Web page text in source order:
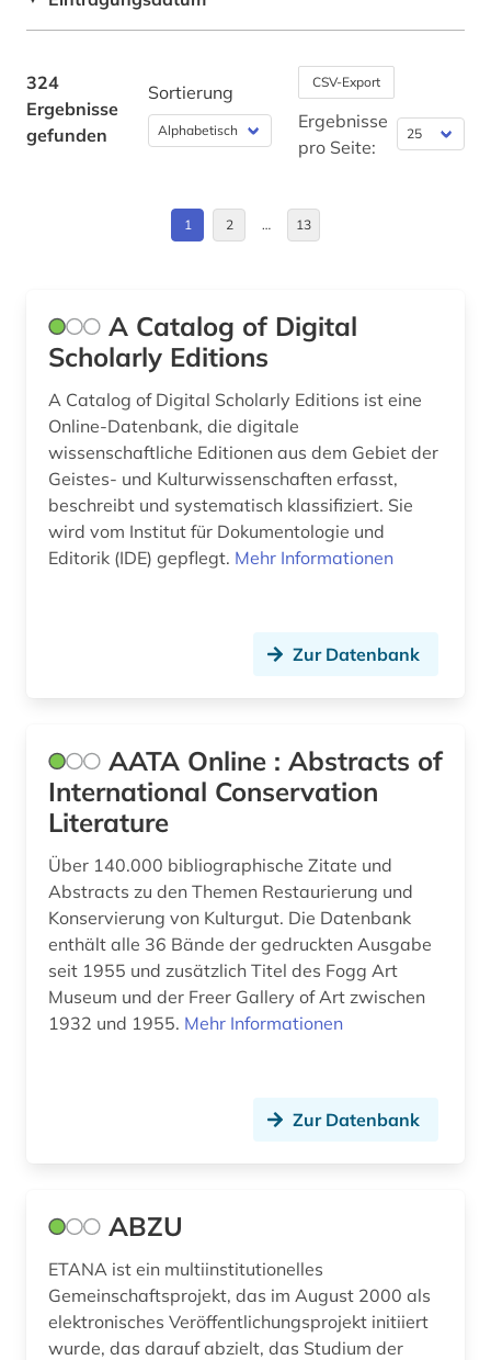
baudenkmal (3)
bautechnik (1)
bayerische staatsbibliothek (1)
belgien (1)
beschreibung (1)
bestandsaufbau (1)
bestattung (1)
betriebswirtschaftslehre (1)
bibliographie (4)
bibliograpie (1)
bibliothek (1)
biblische studien (1)
bild (1)
bildarchiv (4)
bilddatenbank (6)
bodendenkmal (2)
braunschweig (1)
Finnland (2)
Griechenland (Altertum) (18)
Hamburg (1)
Italien (5)
Litauen (1)
Mittelamerika (1)
Niederlande (1)
Niedersachsen (2)
Ostasien (2)
Osteuropa (1)
Polen (1)
Portugal (1)
Rheinland-Pfalz (2)
Roemisches Reich (14)
Schweiz (2)
Skandinavien (1)
324
Ergebnisse
gefunden
Sortierung CSV-Export
Ergebnisse
pro Seite:
1 2 … 13
A Catalog of Digital
Scholarly Editions
A Catalog of Digital Scholarly Editions ist eine
Online-Datenbank, die digitale
wissenschaftliche Editionen aus dem Gebiet der
Geistes- und Kulturwissenschaften erfasst,
beschreibt und systematisch klassifiziert. Sie
wird vom Institut für Dokumentologie und
Editorik (IDE) gepflegt. Mehr Informationen
Zur Datenbank
AATA Online : Abstracts of
International Conservation
Literature
Über 140.000 bibliographische Zitate und
Abstracts zu den Themen Restaurierung und
Konservierung von Kulturgut. Die Datenbank
enthält alle 36 Bände der gedruckten Ausgabe
seit 1955 und zusätzlich Titel des Fogg Art
Museum und der Freer Gallery of Art zwischen
1932 und 1955. Mehr Informationen
Zur Datenbank
ABZU
ETANA ist ein multiinstitutionelles
Gemeinschaftsprojekt, das im August 2000 als
elektronisches Veröffentlichungsprojekt initiiert
wurde, das darauf abzielt, das Studium der